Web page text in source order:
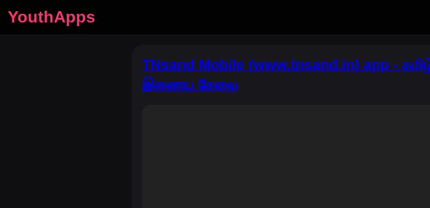
YouthApps
TNsand Mobile (www.tnsand.in) app -
இணைய சேவை